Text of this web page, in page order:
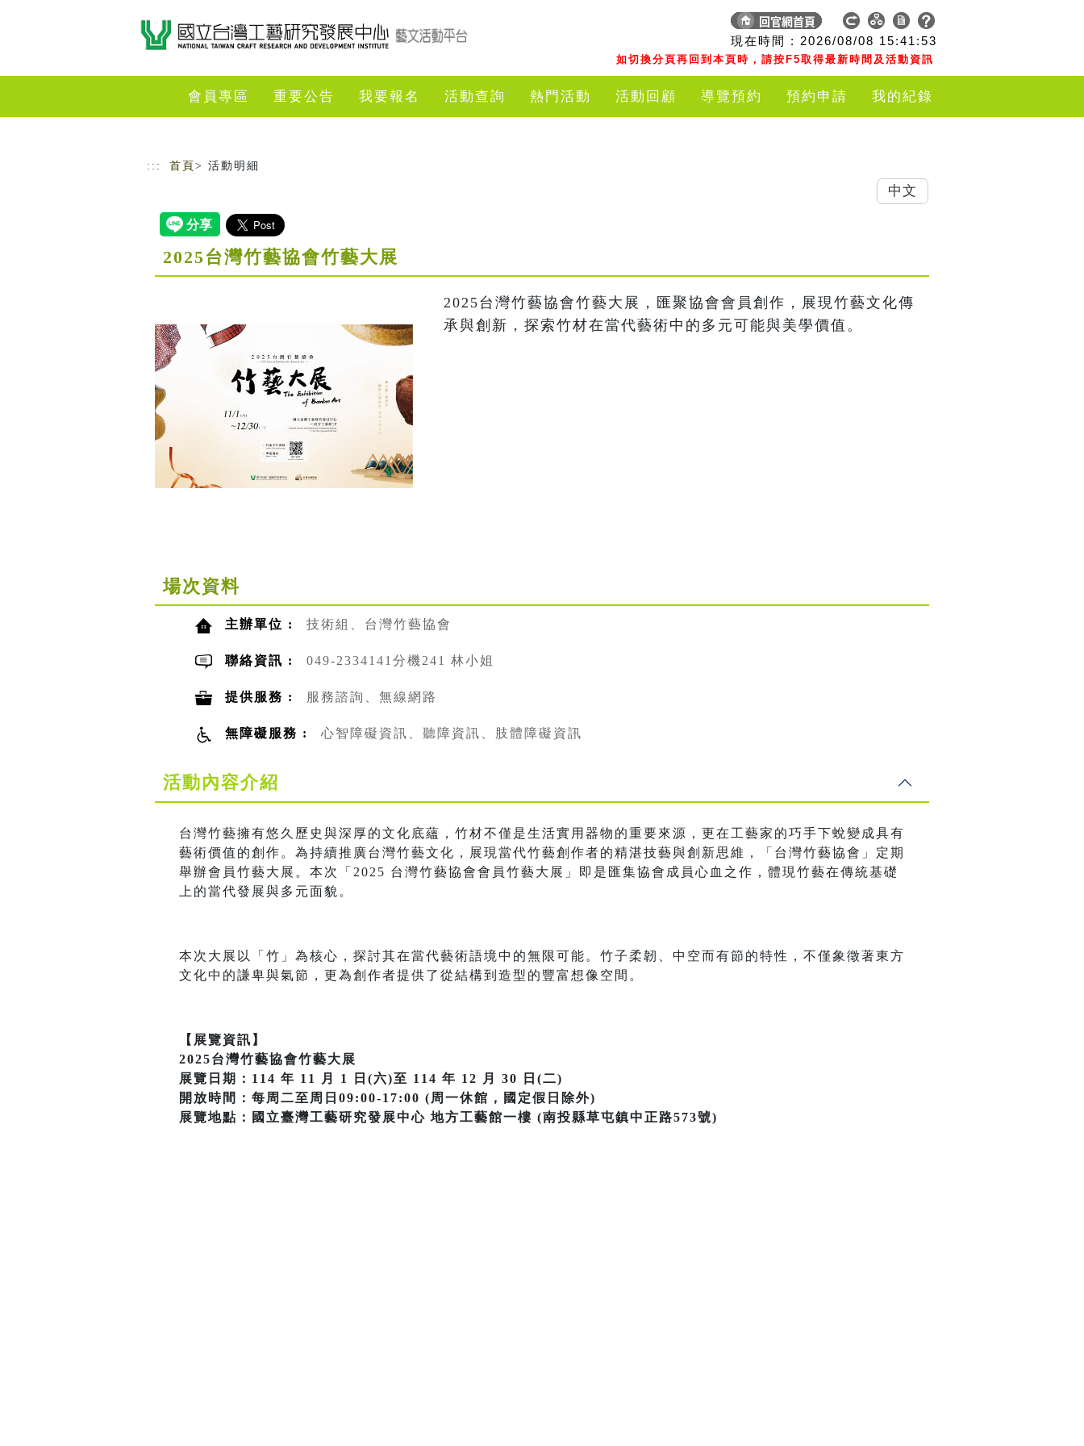
現在時間 : 2026/08/08 15:41:53
如切換分頁再回到本頁時，請按F5取得最新時間及活動資訊
會員專區 重要公告 我要報名 活動查詢 熱門活動 活動回顧 導覽預約 預約申請 我的紀錄
::: 首頁 > 活動明細
2025台灣竹藝協會竹藝大展
2025台灣竹藝協會竹藝大展，匯聚協會會員創作，展現竹藝文化傳
承與創新，探索竹材在當代藝術中的多元可能與美學價值。
場次資料
主辦單位 : 技術組、台灣竹藝協會
聯絡資訊 : 049-2334141分機241 林小姐
提供服務 : 服務諮詢、無線網路
無障礙服務 : 心智障礙資訊、聽障資訊、肢體障礙資訊
活動內容介紹
台灣竹藝擁有悠久歷史與深厚的文化底蘊，竹材不僅是生活實用器物的重要來源，更在工藝家的巧手下蛻變成具有
藝術價值的創作。為持續推廣台灣竹藝文化，展現當代竹藝創作者的精湛技藝與創新思維，「台灣竹藝協會」定期
舉辦會員竹藝大展。本次「2025 台灣竹藝協會會員竹藝大展」即是匯集協會成員心血之作，體現竹藝在傳統基礎
上的當代發展與多元面貌。
本次大展以「竹」為核心，探討其在當代藝術語境中的無限可能。竹子柔韌、中空而有節的特性，不僅象徵著東方
文化中的謙卑與氣節，更為創作者提供了從結構到造型的豐富想像空間。
【展覽資訊】
2025台灣竹藝協會竹藝大展
展覽日期：114 年 11 月 1 日(六)至 114 年 12 月 30 日(二)
開放時間：每周二至周日09:00-17:00 (周一休館，國定假日除外)
展覽地點：國立臺灣工藝研究發展中心 地方工藝館一樓 (南投縣草屯鎮中正路573號)